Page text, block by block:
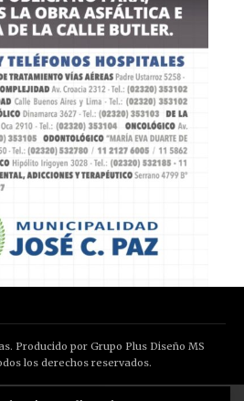
Producido por Grupo Plus Diseño MS
los derechos reservados.